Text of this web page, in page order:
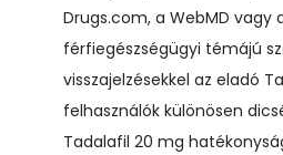
Drugs.com, a WebMD vagy
férfiegészségügyi témájú
visszajelzésekkel az eladó
felhasználók különösen
Tadalafil 20 mg